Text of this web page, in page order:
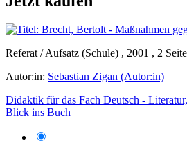
Referat / Aufsatz (Schule) , 2001 , 2
Autor:in: Sebastian Zigan (Autor:in)
Didaktik für das Fach Deutsch -
Blick ins Buch